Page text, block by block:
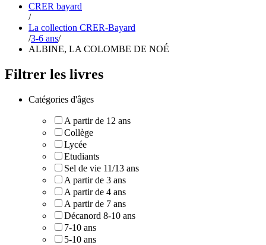
CRER bayard
/
La collection CRER-Bayard
/3-6 ans/
ALBINE, LA COLOMBE DE NOÉ
Filtrer les livres
Catégories d'âges
A partir de 12 ans
Collège
Lycée
Etudiants
Sel de vie 11/13 ans
A partir de 3 ans
A partir de 4 ans
A partir de 7 ans
Décanord 8-10 ans
7-10 ans
5-10 ans